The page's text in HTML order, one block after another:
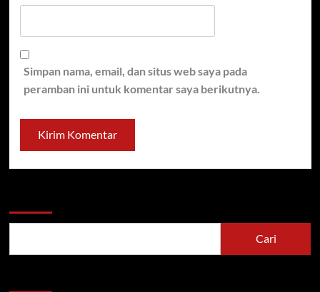
Simpan nama, email, dan situs web saya pada
peramban ini untuk komentar saya berikutnya.
Cari